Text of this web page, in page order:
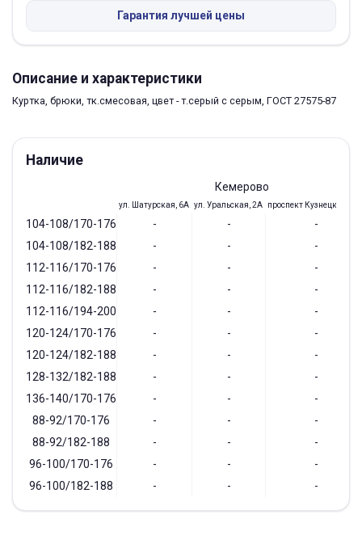
Гарантия лучшей цены
Описание и характеристики
Куртка, брюки, тк.смесовая, цвет - т.серый с серым, ГОСТ 27575-87
Наличие
Кемерово
ул. Шатурская, 6А ул. Уральская, 2А проспект Кузнецкий,
104-108/170-176 - -
-
104-108/182-188
- -
-
112-116/170-176
- -
-
112-116/182-188
- -
-
112-116/194-200
- -
-
120-124/170-176
- -
-
120-124/182-188
- -
-
128-132/182-188
- -
-
136-140/170-176
- -
-
88-92/170-176
- -
-
88-92/182-188
- -
-
96-100/170-176
- -
-
96-100/182-188
- - -